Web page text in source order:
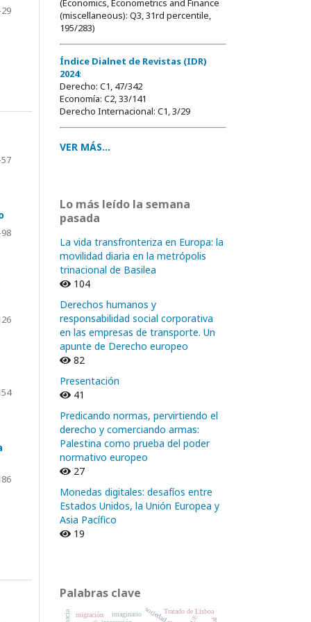
(Economics, Econometrics and Finance
(miscellaneous): Q3, 31rd percentile,
195/283)
Índice Dialnet de Revistas (IDR)
2024:
Derecho: C1, 47/342
Economía: C2, 33/141
Derecho Internacional: C1, 3/29
VER MÁS...
Lo más leído la semana
pasada
La vida transfronteriza en Europa: la
movilidad diaria en la metrópolis
trinacional de Basilea
104
Derechos humanos y
responsabilidad social corporativa
en las empresas de transporte. Un
apunte de Derecho europeo
82
Presentación
41
Predicando normas, pervirtiendo el
derecho y comerciando armas:
Palestina como prueba del poder
normativo europeo
27
Monedas digitales: desafíos entre
Estados Unidos, la Unión Europea y
Asia Pacífico
19
Palabras clave
migración
Tratado de Lisboa
imaginario